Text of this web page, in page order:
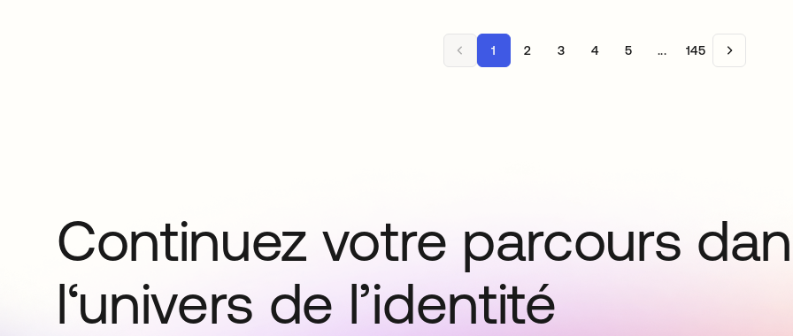
1 2 3 4 5 ... 145
Continuez votre parcours
l‘univers de l’identité